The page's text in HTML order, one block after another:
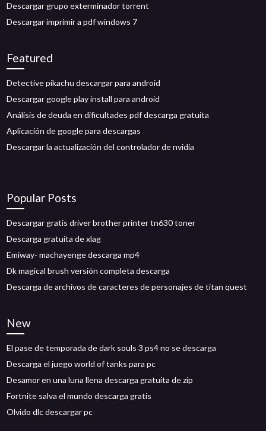
Descargar grupo exterminador torrent
Descargar imprimir a pdf windows 7
Featured
Detective pikachu descargar para android
Descargar google play install para android
Análisis de deuda en dificultades pdf descarga gratuita
Aplicación de google para descargas
Descargar la actualización del controlador de nvidia
Popular Posts
Descargar gratis driver brother printer tn630 toner
Descarga gratuita de xlag
Emiway- machayenge descarga mp4
Dk magical brush versión completa descarga
Descarga de archivos de caracteres de personajes de titan quest
New
El pase de temporada de dark souls 3 ps4 no se descarga
Descarga el juego world of tanks para pc
Desamor en una luna llena descarga gratuita de zip
Fortnite salva el mundo descarga gratis
Olvido dlc descargar pc